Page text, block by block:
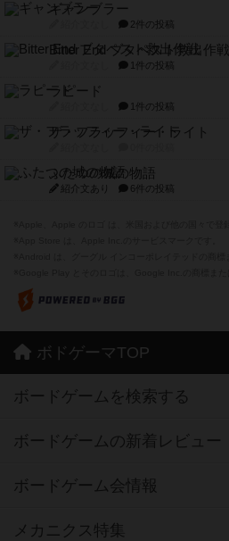
ギャンブラー
2件の投稿
Bitter End ブタペスト救出作戦
1件の投稿
ラピード
1件の投稿
ザ・フラッフィー・ライト
ふたつの城の物語
紹介文あり 6件の投稿
ボドゲーマTOP
ボードゲームを検索する
ボードゲームの新着レビュー
ボードゲーム会情報
メカニクス特集